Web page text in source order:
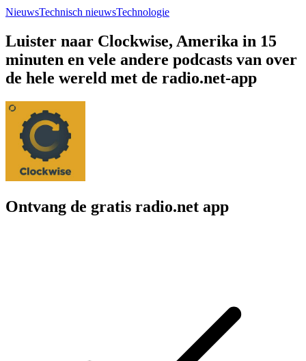
NieuwsTechnisch nieuwsTechnologie
Luister naar Clockwise, Amerika in 15
minuten en vele andere podcasts van over
de hele wereld met de radio.net-app
Ontvang de gratis radio.net app